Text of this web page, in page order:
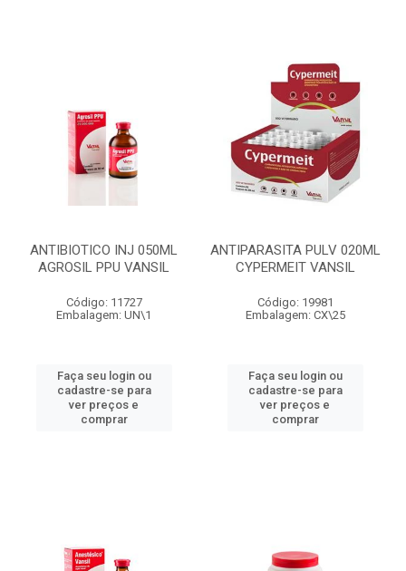
ANTIBIOTICO INJ 050ML
AGROSIL PPU VANSIL
Código: 11727
Embalagem: UN\1
Faça seu login ou
cadastre-se para
ver preços e
comprar
ANTIPARASITA PULV 020ML
CYPERMEIT VANSIL
Código: 19981
Embalagem: CX\25
Faça seu login ou
cadastre-se para
ver preços e
comprar